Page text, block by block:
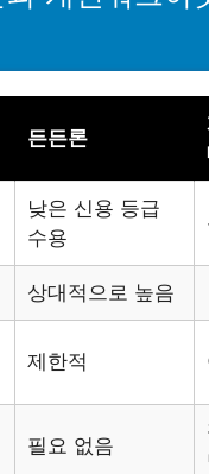
든든론
낮은 신용 등급
수용
상대적으로 높음
제한적
필요 없음